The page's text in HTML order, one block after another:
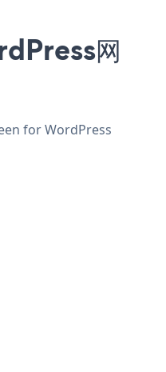
网
for WordPress